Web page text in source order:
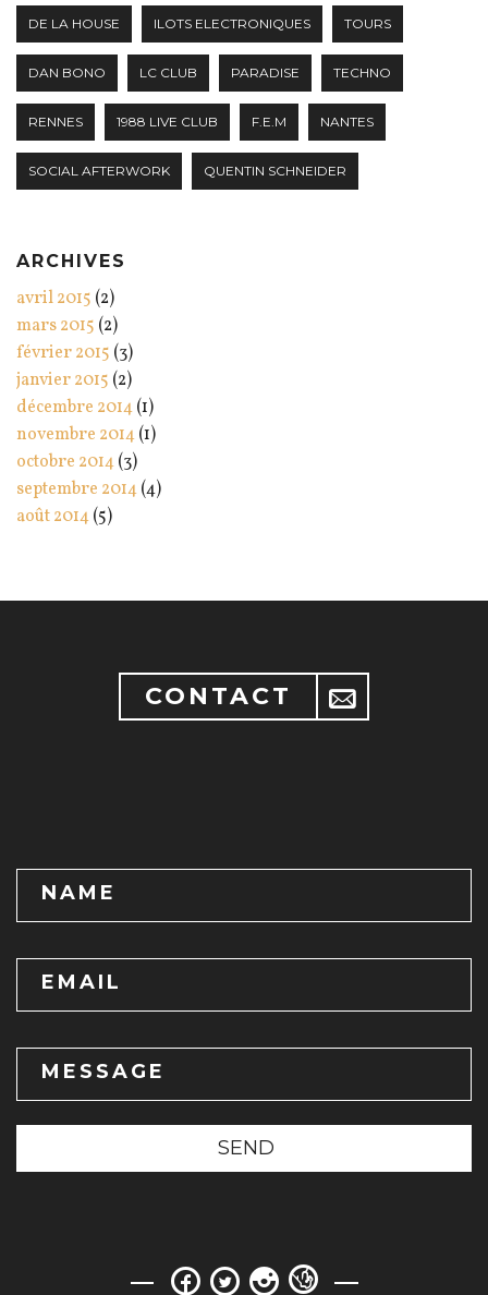
DE LA HOUSE ILOTS ELECTRONIQUES TOURS
DAN BONO LC CLUB PARADISE TECHNO
RENNES 1988 LIVE CLUB F.E.M NANTES
SOCIAL AFTERWORK QUENTIN SCHNEIDER
ARCHIVES
avril 2015 (2)
mars 2015 (2)
février 2015 (3)
janvier 2015 (2)
décembre 2014(1)
novembre 2014(1)
octobre 2014(3)
septembre 2014(4)
août 2014(5)
CONTACT
NAME
EMAIL
MESSAGE
SEND